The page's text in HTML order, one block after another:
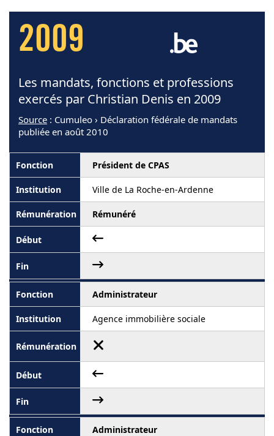
2009
Les mandats, fonctions et professions
exercés par Christian Denis en 2009
Source : Cumuleo › Déclaration fédérale de mandats
publiée en août 2010
Président de CPAS
Ville de La Roche-en-Ardenne
Rémunéré
Administrateur
Agence immobilière sociale
Administrateur